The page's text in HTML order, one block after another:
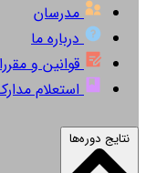
مدرسان
درباره ما
قوانین و
استعلام
نتایج دوره‌ها